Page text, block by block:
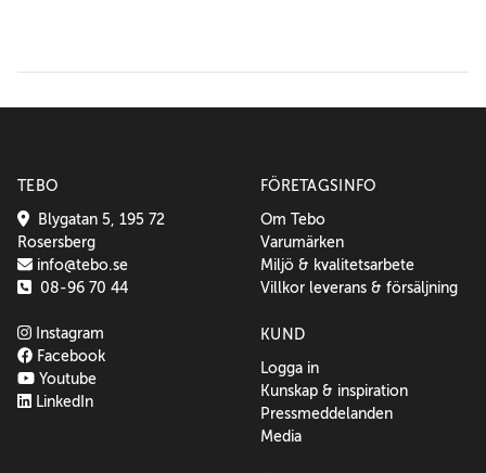
TEBO
Blygatan 5, 195 72
Rosersberg
info@tebo.se
08-96 70 44
Instagram
Facebook
Youtube
LinkedIn
FÖRETAGSINFO
Om Tebo
Varumärken
Miljö & kvalitetsarbete
Villkor leverans & försäljning
KUND
Logga in
Kunskap & inspiration
Pressmeddelanden
Media